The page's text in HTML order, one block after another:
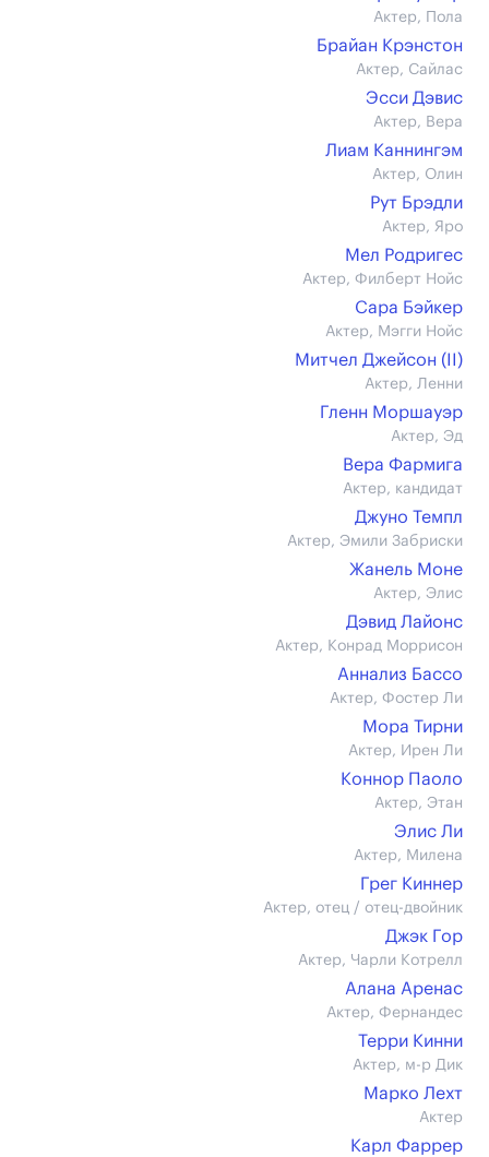
Актер, Пола
Брайан Крэнстон
Актер, Сайлас
Эсси Дэвис
Актер, Вера
Лиам Каннингэм
Актер, Олин
Рут Брэдли
Актер, Яро
Мел Родригес
Актер, Филберт Нойс
Сара Бэйкер
Актер, Мэгги Нойс
Митчел Джейсон (II)
Актер, Ленни
Гленн Моршауэр
Актер, Эд
Вера Фармига
Актер, кандидат
Джуно Темпл
Актер, Эмили Забриски
Жанель Моне
Актер, Элис
Дэвид Лайонс
Актер, Конрад Моррисон
Аннализ Бассо
Актер, Фостер Ли
Мора Тирни
Актер, Ирен Ли
Коннор Паоло
Актер, Этан
Элис Ли
Актер, Милена
Грег Киннер
Актер, отец / отец-двойник
Джэк Гор
Актер, Чарли Котрелл
Алана Аренас
Актер, Фернандес
Терри Кинни
Актер, м-р Дик
Марко Лехт
Актер
Карл Фаррер